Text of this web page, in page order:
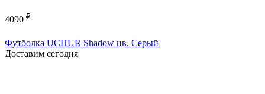
4090 ₽
Футболка UCHUR Shadow цв. Серый
Доставим сегодня